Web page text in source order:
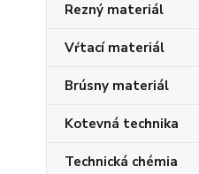
Rezný materiál
Vŕtací materiál
Brúsny materiál
Kotevná technika
Technická chémia